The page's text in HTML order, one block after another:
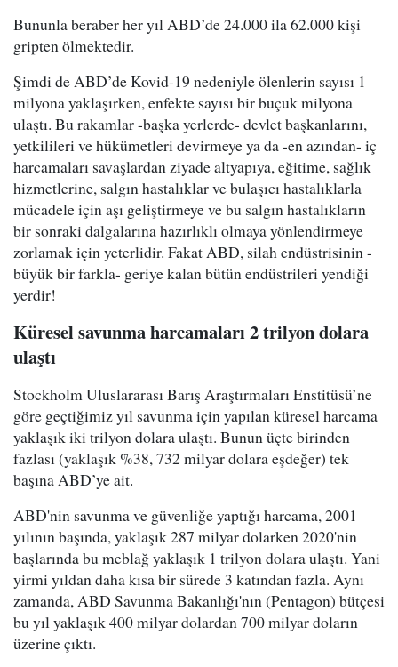
Bununla beraber her yıl ABD’de 24.000 ila 62.000 kişi
gripten ölmektedir.
Şimdi de ABD’de Kovid-19 nedeniyle ölenlerin sayısı 1
milyona yaklaşırken, enfekte sayısı bir buçuk milyona
ulaştı. Bu rakamlar -başka yerlerde- devlet başkanlarını,
yetkilileri ve hükümetleri devirmeye ya da -en azından- iç
harcamaları savaşlardan ziyade altyapıya, eğitime, sağlık
hizmetlerine, salgın hastalıklar ve bulaşıcı hastalıklarla
mücadele için aşı geliştirmeye ve bu salgın hastalıkların
bir sonraki dalgalarına hazırlıklı olmaya yönlendirmeye
zorlamak için yeterlidir. Fakat ABD, silah endüstrisinin -
büyük bir farkla- geriye kalan bütün endüstrileri yendiği
yerdir!
Küresel savunma harcamaları 2 trilyon dolara
ulaştı
Stockholm Uluslararası Barış Araştırmaları Enstitüsü’ne
göre geçtiğimiz yıl savunma için yapılan küresel harcama
yaklaşık iki trilyon dolara ulaştı. Bunun üçte birinden
fazlası (yaklaşık %38, 732 milyar dolara eşdeğer) tek
başına ABD’ye ait.
ABD'nin savunma ve güvenliğe yaptığı harcama, 2001
yılının başında, yaklaşık 287 milyar dolarken 2020'nin
başlarında bu meblağ yaklaşık 1 trilyon dolara ulaştı. Yani
yirmi yıldan daha kısa bir sürede 3 katından fazla. Aynı
zamanda, ABD Savunma Bakanlığı'nın (Pentagon) bütçesi
bu yıl yaklaşık 400 milyar dolardan 700 milyar doların
üzerine çıktı.